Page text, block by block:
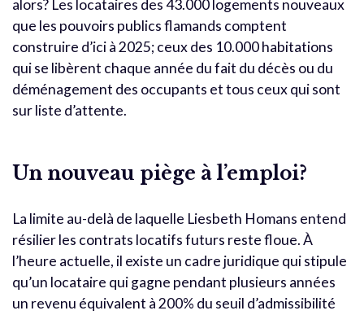
alors? Les locataires des 43.000 logements nouveaux
que les pouvoirs publics flamands comptent
construire d’ici à 2025; ceux des 10.000 habitations
qui se libèrent chaque année du fait du décès ou du
déménagement des occupants et tous ceux qui sont
sur liste d’attente.
Un nouveau piège à l’emploi?
La limite au-delà de laquelle Liesbeth Homans entend
résilier les contrats locatifs futurs reste floue. À
l’heure actuelle, il existe un cadre juridique qui stipule
qu’un locataire qui gagne pendant plusieurs années
un revenu équivalent à 200% du seuil d’admissibilité